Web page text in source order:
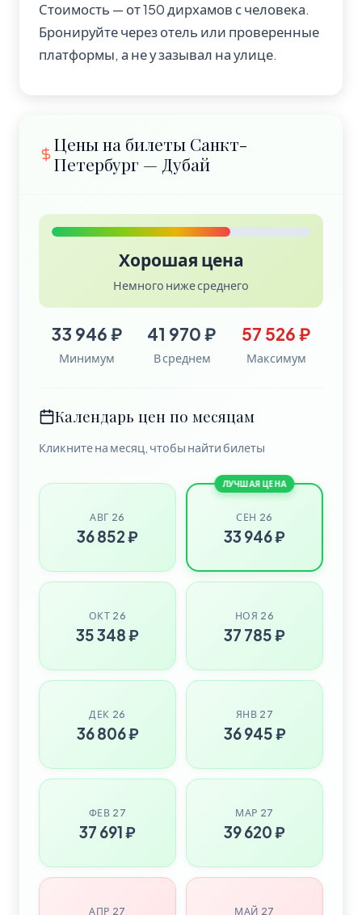
Стоимость — от 150 дирхамов с человека.
Бронируйте через отель или проверенные
платформы, а не у зазывал на улице.
Цены на билеты Санкт-
Петербург — Дубай
Хорошая цена
Немного ниже среднего
33 946 ₽
Минимум
41 970 ₽
В среднем
57 526 ₽
Максимум
Календарь цен по месяцам
Кликните на месяц, чтобы найти билеты
АВГ 26
36 852 ₽
ЛУЧШАЯ ЦЕНА
СЕН 26
33 946 ₽
ОКТ 26
35 348 ₽
НОЯ 26
37 785 ₽
ДЕК 26
36 806 ₽
ЯНВ 27
36 945 ₽
ФЕВ 27
37 691 ₽
МАР 27
39 620 ₽
АПР 27 МАЙ 27